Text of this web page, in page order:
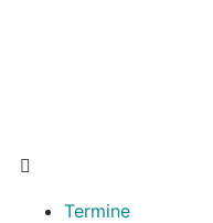
Termine